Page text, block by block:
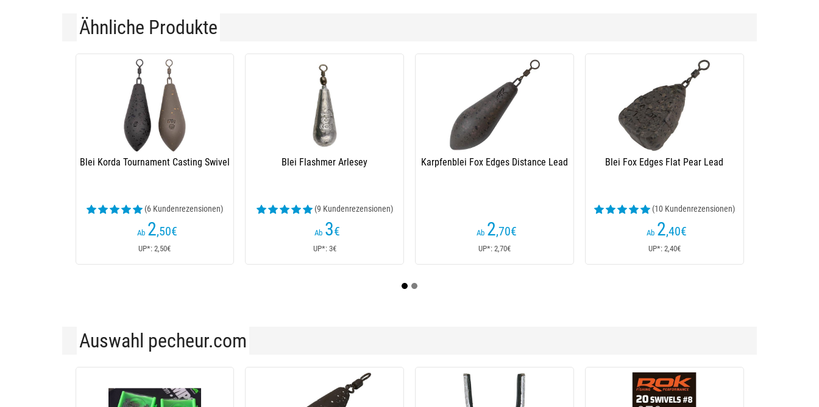
Ähnliche Produkte
Blei Fox Edges Kling On Lead
(7 Kundenrezensionen)
Ab 2,50€
UP*: 2,50€
Blei Nash Super Flat Pear Swivel Lead
(7 Kundenrezensionen)
Ab 2,20
UP*: 2,20€
Blei Korda Square Pear Swivel
Ab 2,50€
UP*: 2,50€
Blei Nash Distance Swivel Lead
Ab 2,20€
UP*: 2,20€
Auswahl pecheur.com